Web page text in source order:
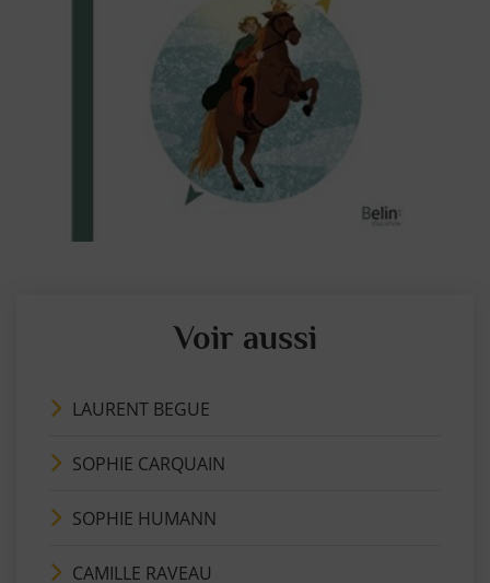
Voir aussi
LAURENT BEGUE
SOPHIE CARQUAIN
SOPHIE HUMANN
CAMILLE RAVEAU